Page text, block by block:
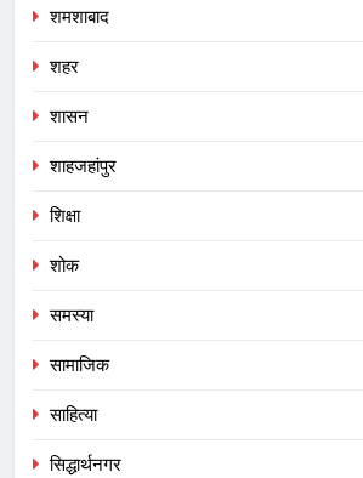
शमशाबाद
शहर
शासन
शाहजहांपुर
शिक्षा
शोक
समस्या
सामाजिक
साहित्या
सिद्धार्थनगर